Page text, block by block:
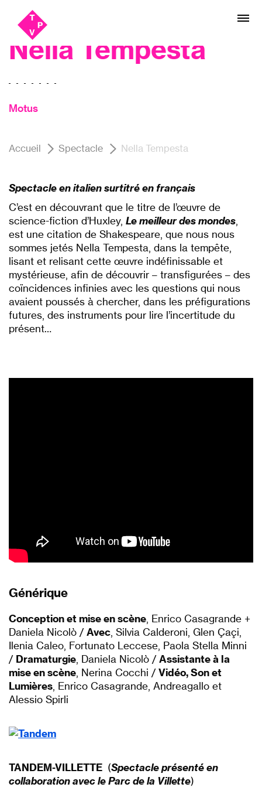
Aller
au
menu
Aller au
contenu
Théâtre
Nella Tempesta
Motus
Accueil Spectacle Nella Tempesta
Spectacle en italien surtitré en français
C’est en découvrant que le titre de l’œuvre de
science-fiction d’Huxley, Le meilleur des mondes,
est une citation de Shakespeare, que nous nous
sommes jetés Nella Tempesta, dans la tempête,
lisant et relisant cette œuvre indéfinissable et
mystérieuse, afin de découvrir – transfigurées – des
coïncidences infinies avec les questions qui nous
avaient poussés à chercher, dans les préfigurations
futures, des instruments pour lire l’incertitude du
présent…
Générique
Conception et mise en scène, Enrico Casagrande +
Daniela Nicolò /Avec, Silvia Calderoni, Glen Çaçi,
Ilenia Caleo, Fortunato Leccese, Paola Stella Minni
/ Dramaturgie, Daniela Nicolò /Assistante à la
mise en scène, Nerina Cocchi /Vidéo, Son et
Lumières, Enrico Casagrande, Andreagallo et
Alessio Spirli
TANDEM-VILLETTE (Spectacle présenté en
collaboration avec le Parc de la Villette)